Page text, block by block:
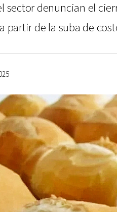
sector denuncian el
partir de la suba de